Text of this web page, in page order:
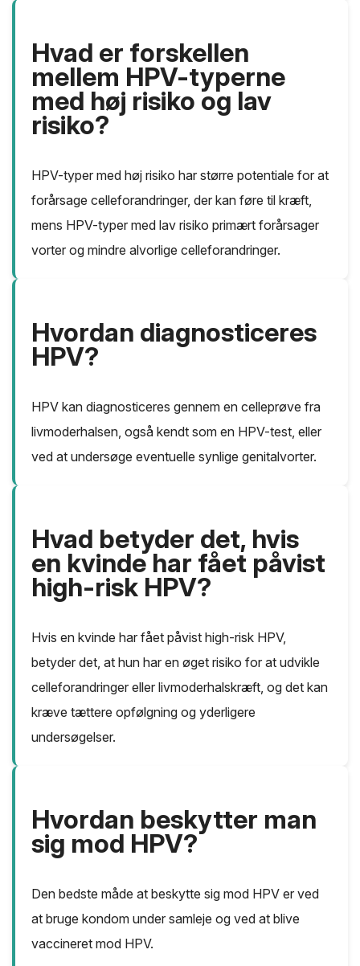
Hvad er forskellen
mellem HPV-typerne
med høj risiko og lav
risiko?
HPV-typer med høj risiko har større potentiale for at
forårsage celleforandringer, der kan føre til kræft,
mens HPV-typer med lav risiko primært forårsager
vorter og mindre alvorlige celleforandringer.
Hvordan diagnosticeres
HPV?
HPV kan diagnosticeres gennem en celleprøve fra
livmoderhalsen, også kendt som en HPV-test, eller
ved at undersøge eventuelle synlige genitalvorter.
Hvad betyder det, hvis
en kvinde har fået påvist
high-risk HPV?
Hvis en kvinde har fået påvist high-risk HPV,
betyder det, at hun har en øget risiko for at udvikle
celleforandringer eller livmoderhalskræft, og det kan
kræve tættere opfølgning og yderligere
undersøgelser.
Hvordan beskytter man
sig mod HPV?
Den bedste måde at beskytte sig mod HPV er ved
at bruge kondom under samleje og ved at blive
vaccineret mod HPV.